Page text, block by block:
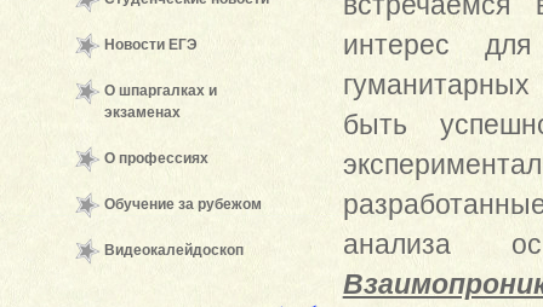
Новости ЕГЭ
О шпаргалках и
экзаменах
О профессиях
Обучение за рубежом
Видеокалейдоскоп
интерес
быть
анализа